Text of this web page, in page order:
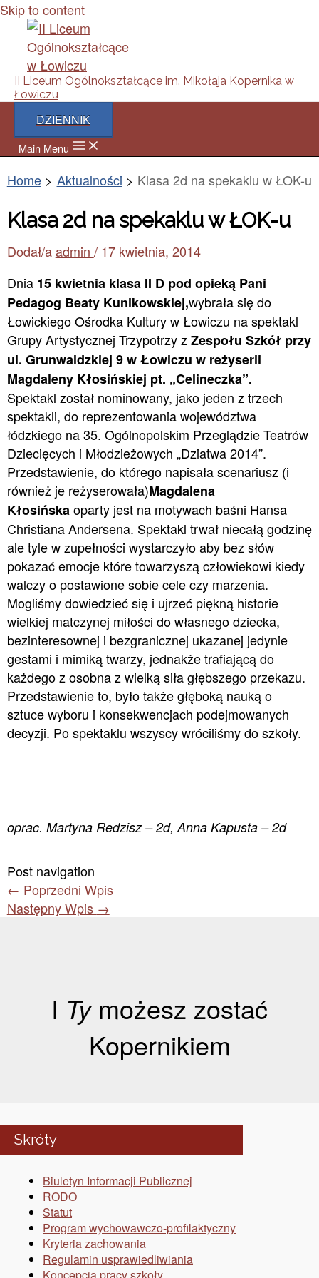
Skip to content
II Liceum Ogólnokształcące im. Mikołaja Kopernika w
Łowiczu
DZIENNIK
Main Menu
Home Aktualności Klasa 2d na spekaklu w ŁOK-u
Klasa 2d na spekaklu w ŁOK-u
Dodał/a admin / 17 kwietnia, 2014
Dnia 15 kwietnia klasa II D pod opieką Pani
Pedagog Beaty Kunikowskiej,wybrała się do
Łowickiego Ośrodka Kultury w Łowiczu na spektakl
Grupy Artystycznej Trzypotrzy zZespołu Szkół przy
ul. Grunwaldzkiej 9 w Łowiczu w reżyserii
Magdaleny Kłosińskiej pt. „Celineczka”.
Spektakl został nominowany, jako jeden z trzech
spektakli, do reprezentowania województwa
łódzkiego na 35. Ogólnopolskim Przeglądzie Teatrów
Dziecięcych i Młodzieżowych „Dziatwa 2014”.
Przedstawienie, do którego napisała scenariusz (i
również je reżyserowała)Magdalena
Kłosińskaoparty jest na motywach baśni Hansa
Christiana Andersena. Spektakl trwał niecałą godzinę
ale tyle w zupełności wystarczyło aby bez słów
pokazać emocje które towarzyszą człowiekowi kiedy
walczy o postawione sobie cele czy marzenia.
Mogliśmy dowiedzieć się i ujrzeć piękną historie
wielkiej matczynej miłości do własnego dziecka,
bezinteresownej i bezgranicznej ukazanej jedynie
gestami i mimiką twarzy, jednakże trafiającą do
każdego z osobna z wielką siła głębszego przekazu.
Przedstawienie to, było także głęboką nauką o
sztuce wyboru i konsekwencjach podejmowanych
decyzji. Po spektaklu wszyscy wróciliśmy do szkoły.
oprac. Martyna Redzisz – 2d, Anna Kapusta – 2d
Post navigation
← Poprzedni Wpis
Następny Wpis →
I Tymożesz zostać
Kopernikiem
Skróty
Biuletyn Informacji Publicznej
RODO
Statut
Program wychowawczo-profilaktyczny
Kryteria zachowania
Regulamin usprawiedliwiania